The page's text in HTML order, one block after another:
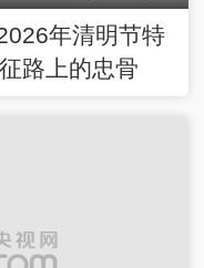
年清明节特
路上的忠骨